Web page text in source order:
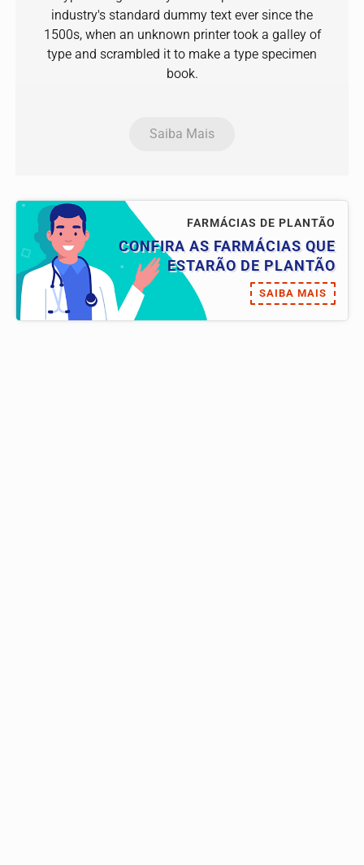
industry's standard dummy text ever since the
1500s, when an unknown printer took a galley of
type and scrambled it to make a type specimen
book.
Saiba Mais
FARMÁCIAS DE PLANTÃO
CONFIRA AS FARMÁCIAS QUE
ESTARÃO DE PLANTÃO
SAIBA MAIS